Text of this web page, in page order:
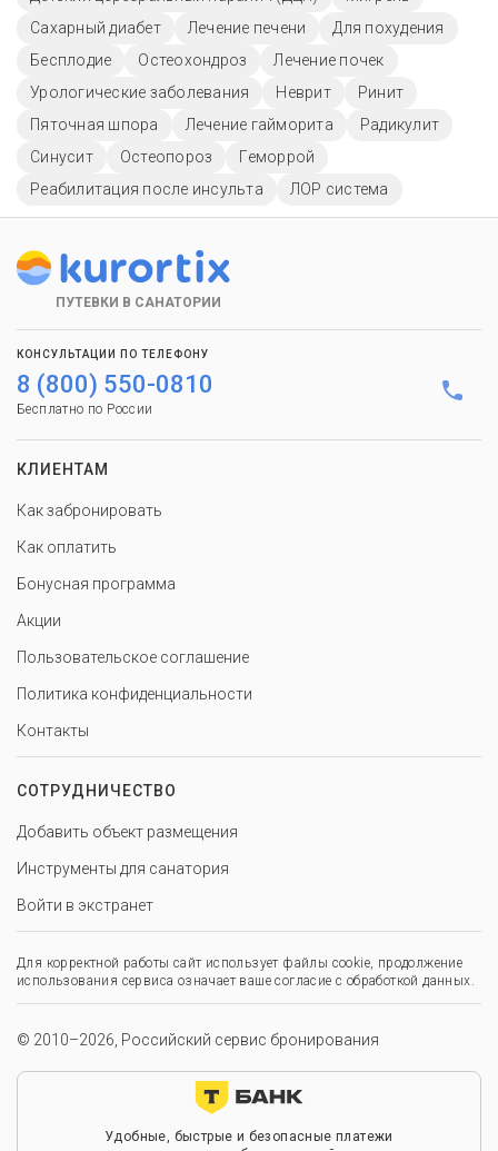
Сахарный диабет
Лечение печени
Для похудения
Бесплодие
Остеохондроз
Лечение почек
Урологические заболевания
Неврит
Ринит
Пяточная шпора
Лечение гайморита
Радикулит
Синусит
Остеопороз
Геморрой
Реабилитация после инсульта
ЛОР система
ПУТЕВКИ В САНАТОРИИ
КОНСУЛЬТАЦИИ ПО ТЕЛЕФОНУ
8 (800) 550-0810
Бесплатно по России
КЛИЕНТАМ
Как забронировать
Как оплатить
Бонусная программа
Акции
Пользовательское соглашение
Политика конфиденциальности
Контакты
СОТРУДНИЧЕСТВО
Добавить объект размещения
Инструменты для санатория
Войти в экстранет
Для корректной работы сайт использует файлы cookie, продолжение
использования сервиса означает ваше согласие с обработкой данных.
© 2010–2026, Российский сервис бронирования
Удобные, быстрые и безопасные платежи